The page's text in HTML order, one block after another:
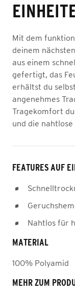
Mit dem
deinem
aus einem
gefertigt, das
erhältst du
angenehmes
Tragekomfort
und die
FEATURES AUF
Nahtlos für
MATERIAL
100% Polyamid
MEHR ZUM